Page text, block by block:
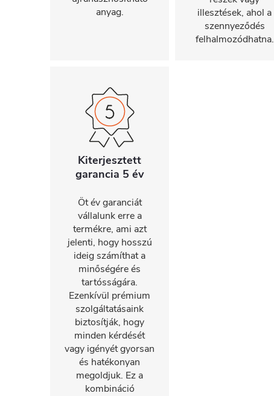
anyag.
illesztések, ahol a
szennyeződés
felhalmozódhatna.
Kiterjesztett
garancia 5 év
Öt év garanciát
vállalunk erre a
termékre, ami azt
jelenti, hogy hosszú
ideig számíthat a
minőségére és
tartósságára.
Ezenkívül prémium
szolgáltatásaink
biztosítják, hogy
minden kérdését
vagy igényét gyorsan
és hatékonyan
megoldjuk. Ez a
kombináció